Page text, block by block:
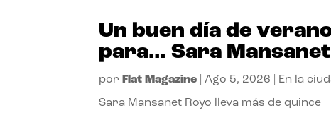
Un buen día de
para… Sara Mansanet
por Flat Magazine| Ago 5, 2026 En la
Sara Mansanet Royo lleva más de quince